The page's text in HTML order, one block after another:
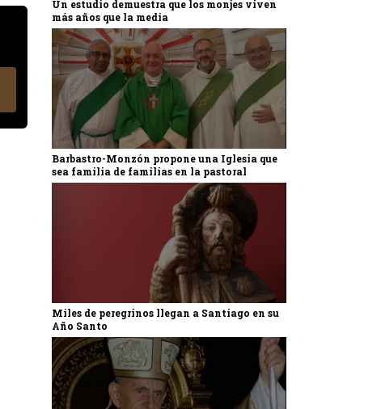
Un estudio demuestra que los monjes viven
más años que la media
Barbastro-Monzón propone una Iglesia que
sea familia de familias en la pastoral
Miles de peregrinos llegan a Santiago en su
Año Santo